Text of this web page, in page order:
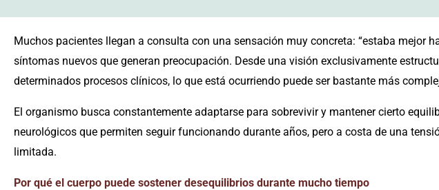
Muchos pacientes llegan a consulta con una sensación muy concreta: “estaba mejor
síntomas nuevos que generan preocupación. Desde una visión exclusivamente
determinados procesos clínicos, lo que está ocurriendo puede ser bastante más
El organismo busca constantemente adaptarse para sobrevivir y mantener cierto
neurológicos que permiten seguir funcionando durante años, pero a costa de una
limitada.
Por qué el cuerpo puede sostener desequilibrios durante mucho tiempo